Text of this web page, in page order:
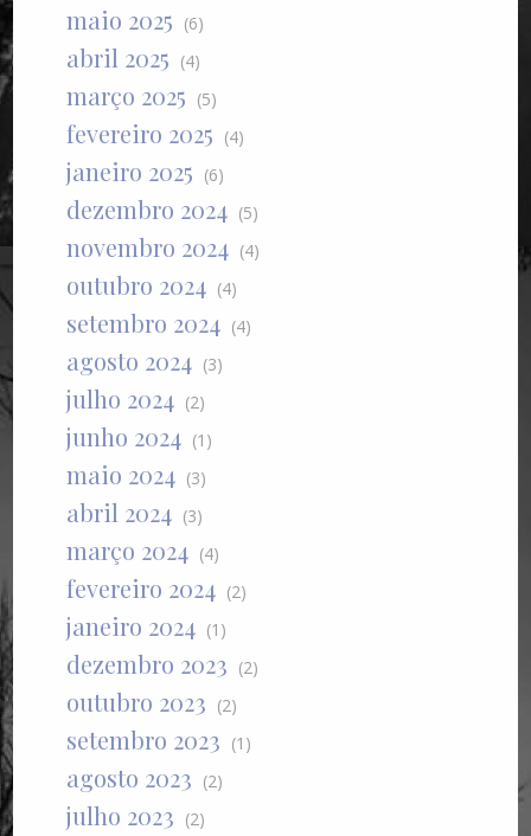
maio 2025 (6)
abril 2025 (4)
março 2025 (5)
fevereiro 2025 (4)
janeiro 2025 (6)
dezembro 2024 (5)
novembro 2024 (4)
outubro 2024 (4)
setembro 2024 (4)
agosto 2024 (3)
julho 2024 (2)
junho 2024 (1)
maio 2024 (3)
abril 2024 (3)
março 2024 (4)
fevereiro 2024 (2)
janeiro 2024 (1)
dezembro 2023 (2)
outubro 2023 (2)
setembro 2023 (1)
agosto 2023 (2)
julho 2023 (2)